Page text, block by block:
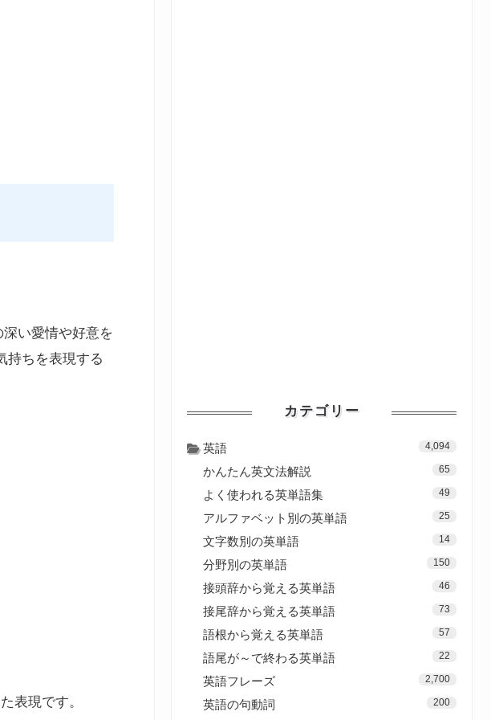
深い愛情や好意を
持ちを表現する
表現です。
カテゴリー
英語 4,094
かんたん英文法解説 65
よく使われる英単語集 49
アルファベット別の英単語 25
文字数別の英単語 14
分野別の英単語 150
接頭辞から覚える英単語 46
接尾辞から覚える英単語 73
語根から覚える英単語 57
語尾が～で終わる英単語 22
英語フレーズ 2,700
英語の句動詞 200